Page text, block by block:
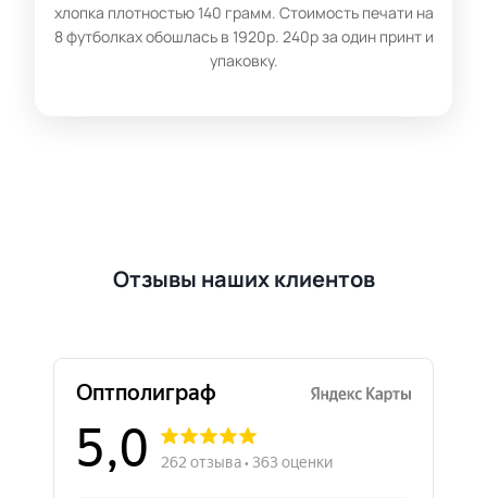
хлопка плотностью 140 грамм. Стоимость печати на
8 футболках обошлась в 1920р. 240р за один принт и
упаковку.
Отзывы наших клиентов